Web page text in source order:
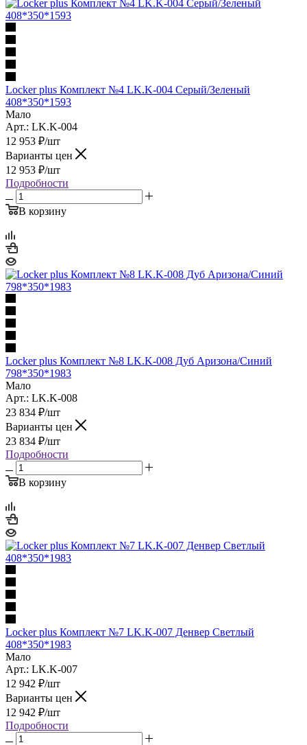
Locker plus Комплект №4 LK.K-004 Серый/Зеленый
408*350*1593
Мало
Арт.: LK.K-004
12 953 ₽/шт
Варианты цен
12 953 ₽/шт
Подробности
В корзину
Locker plus Комплект №8 LK.K-008 Дуб Аризона/Синий
798*350*1983
Мало
Арт.: LK.K-008
23 834 ₽/шт
Варианты цен
23 834 ₽/шт
Подробности
В корзину
Locker plus Комплект №7 LK.K-007 Денвер Светлый
408*350*1983
Мало
Арт.: LK.K-007
12 942 ₽/шт
Варианты цен
12 942 ₽/шт
Подробности